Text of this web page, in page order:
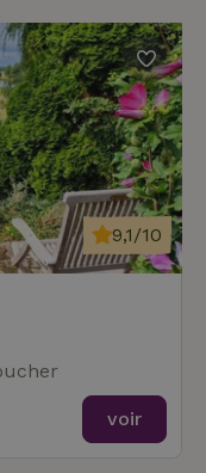
9,1/10
voir